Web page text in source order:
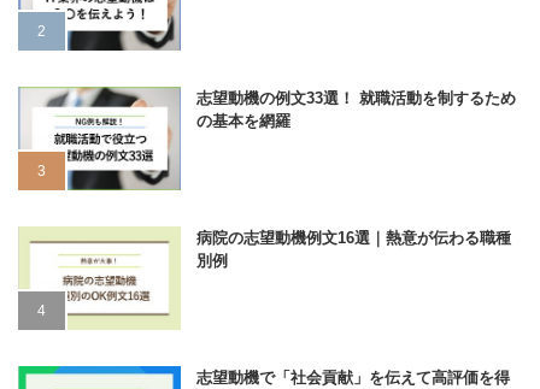
志望動機の例文33選！ 就職活動を制するため
の基本を網羅
病院の志望動機例文16選｜熱意が伝わる職種
別例
志望動機で「社会貢献」を伝えて高評価を得